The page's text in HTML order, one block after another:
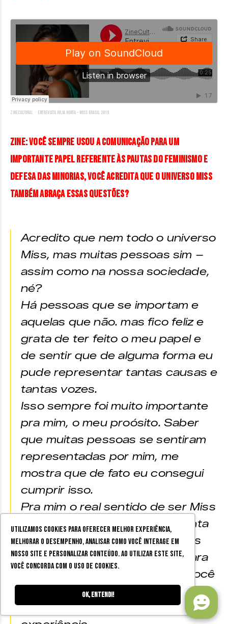
Utilizamos cookies para oferecer melhor experiência,
melhorar o desempenho, analisar como você interage em
nosso site e personalizar conteúdo. Ao utilizar este site,
você concorda com o uso de cookies.
Ok, entendi!
ZineCultural · Entrevista Júlia Horta – Miss Brasil 2019
ZINE: Você sempre usou a comunicação para um
importante papel referente às pautas do feminismo e
defesa das minorias, você acredita que o universo Miss
também abraça essas questões?
Acredito que nem todo o universo
Miss, mas muitas pessoas sim –
assim como na nossa sociedade,
né?
Há pessoas que se importam e
aquelas que não. mas fico feliz e
grata de ter feito o meu papel e
de sentir que de alguma forma eu
pude representar tantas causas e
tantas vozes.
Isso sempre foi muito importante
pra mim, o meu proósito. Saber
que muitas pessoas se sentiram
representadas por mim, me
mostra que de fato eu consegui
cumprir isso.
Pra mim o real sentido de ser Miss
é você entender que representa
muita gente e que são pessoas
muito diversas e diferentes. Para
que você consiga fazer isso, você
precisa ser empática. Então eu
aprendi muito com toda essa